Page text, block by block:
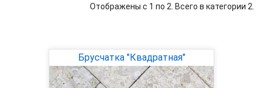
Отображены с 1 по 2. Всего в категории 2.
Брусчатка "Квадратная"